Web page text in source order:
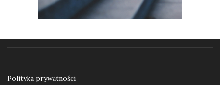
Dodaj do koszyka
Polityka prywatności